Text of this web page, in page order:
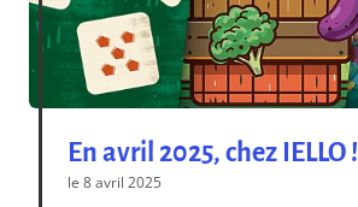
En avril 2025, chez IELLO !
le 8 avril 2025